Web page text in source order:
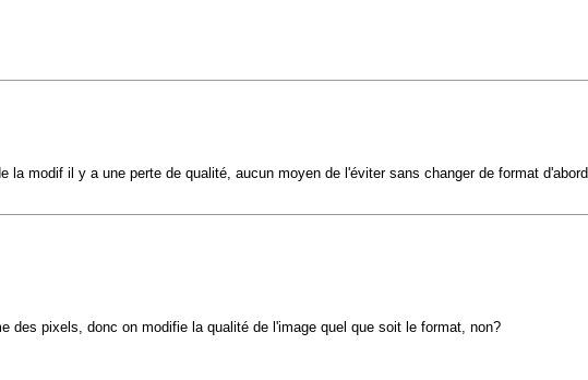
modif il y a une perte de qualité, aucun moyen de l'éviter sans changer de format d'abord.
des pixels, donc on modifie la qualité de l'image quel que soit le format, non?